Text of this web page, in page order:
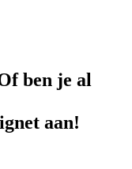
ben je al
aan!